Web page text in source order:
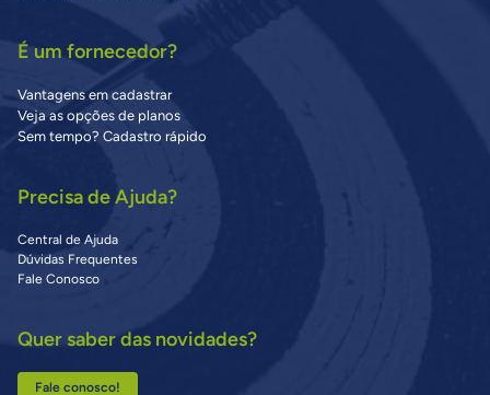
É um fornecedor?
Vantagens em cadastrar
Veja as opções de planos
Sem tempo? Cadastro rápido
Precisa de Ajuda?
Central de Ajuda
Dúvidas Frequentes
Fale Conosco
Quer saber das novidades?
Fale conosco!